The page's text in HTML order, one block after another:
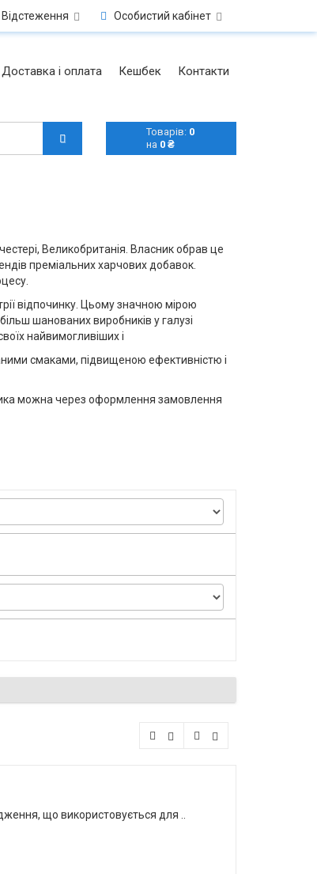
Особистий кабінет
Відстеження
Доставка і оплата Кешбек Контакти
Товарів: 0
на 0 ₴
Великобританія. Власник обрав це
преміальних харчових добавок.
відпочинку. Цьому значною мірою
шанованих виробників у галузі
найвимогливіших і
смаками, підвищеною ефективністю і
можна через оформлення замовлення
що використовується для ..